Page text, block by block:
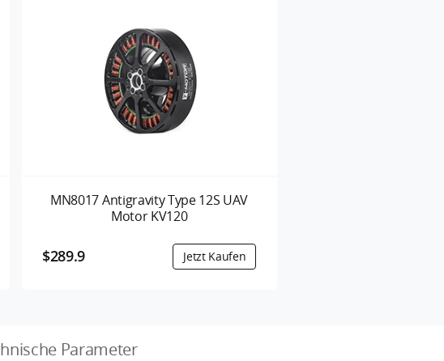
MN8017 Antigravity Type 12S UAV
Motor KV120
$289.9
Parameter